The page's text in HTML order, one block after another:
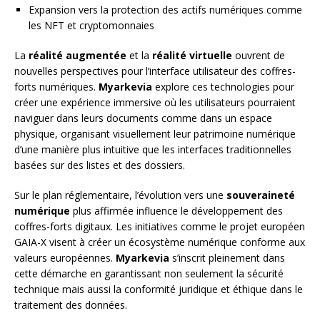
Expansion vers la protection des actifs numériques comme
les NFT et cryptomonnaies
La réalité augmentée et la réalité virtuelle ouvrent de
nouvelles perspectives pour l’interface utilisateur des coffres-
forts numériques. Myarkevia explore ces technologies pour
créer une expérience immersive où les utilisateurs pourraient
naviguer dans leurs documents comme dans un espace
physique, organisant visuellement leur patrimoine numérique
d’une manière plus intuitive que les interfaces traditionnelles
basées sur des listes et des dossiers.
Sur le plan réglementaire, l’évolution vers une souveraineté
numérique plus affirmée influence le développement des
coffres-forts digitaux. Les initiatives comme le projet européen
GAIA-X visent à créer un écosystème numérique conforme aux
valeurs européennes. Myarkevia s’inscrit pleinement dans
cette démarche en garantissant non seulement la sécurité
technique mais aussi la conformité juridique et éthique dans le
traitement des données.